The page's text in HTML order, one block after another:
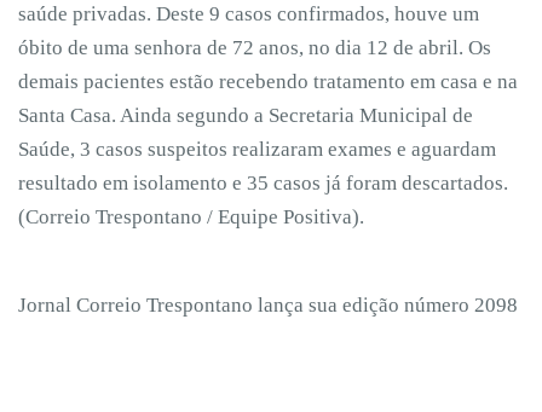
saúde privadas. Deste 9 casos confirmados, houve um
óbito de uma senhora de 72 anos, no dia 12 de abril. Os
demais pacientes estão recebendo tratamento em casa e na
Santa Casa. Ainda segundo a Secretaria Municipal de
Saúde, 3 casos suspeitos realizaram exames e aguardam
resultado em isolamento e 35 casos já foram descartados.
(Correio Trespontano / Equipe Positiva).
Jornal Correio Trespontano lança sua edição número 2098